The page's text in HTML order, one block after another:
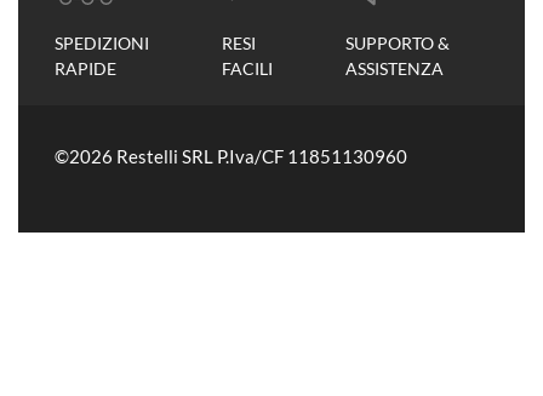
SPEDIZIONI
RAPIDE
RESI
FACILI
SUPPORTO &
ASSISTENZA
©2026 Restelli SRL P.Iva/CF 11851130960